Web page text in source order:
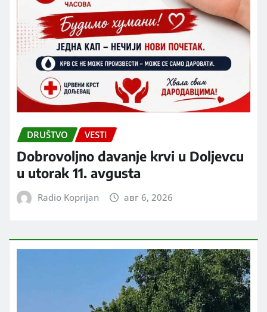
DRUŠTVO VESTI
Dobrovoljno davanje krvi u Doljevcu
u utorak 11. avgusta
Radio Koprijan авг 6, 2026